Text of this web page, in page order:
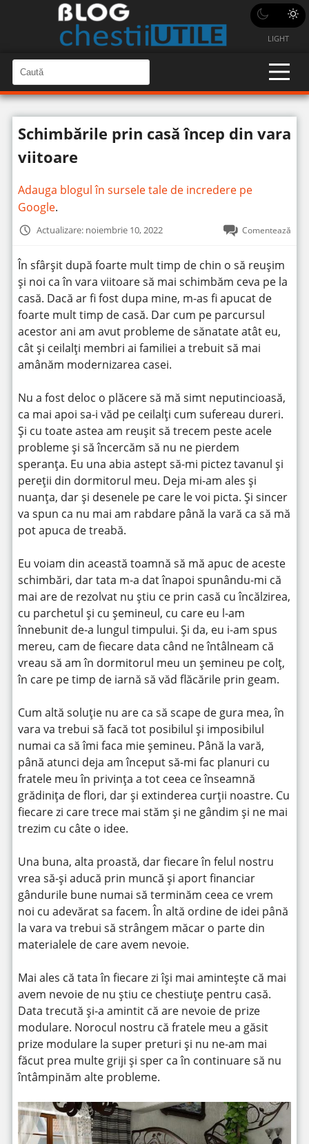
LIGHT
a
u
t
C
a
u
î
n
i
t
Schimbările prin casă încep din vara
viitoare
Adauga blogul în sursele tale de incredere pe
Google.
Actualizare: noiembrie 10, 2022 Comentează
În sfârșit după foarte mult timp de chin o să reușim
și noi ca în vara viitoare să mai schimbăm ceva pe la
casă. Dacă ar fi fost dupa mine, m-as fi apucat de
foarte mult timp de casă. Dar cum pe parcursul
acestor ani am avut probleme de sănatate atât eu,
cât și ceilalți membri ai familiei a trebuit să mai
amânăm modernizarea casei.
Nu a fost deloc o plăcere să mă simt neputincioasă,
ca mai apoi sa-i văd pe ceilalți cum sufereau dureri.
Și cu toate astea am reușit să trecem peste acele
probleme și să încercăm să nu ne pierdem
speranța. Eu una abia astept să-mi pictez tavanul și
pereții din dormitorul meu. Deja mi-am ales și
nuanța, dar și desenele pe care le voi picta. Și sincer
va spun ca nu mai am rabdare până la vară ca să mă
pot apuca de treabă.
Eu voiam din această toamnă să mă apuc de aceste
schimbări, dar tata m-a dat înapoi spunându-mi că
mai are de rezolvat nu știu ce prin casă cu încălzirea,
cu parchetul și cu șemineul, cu care eu l-am
înnebunit de-a lungul timpului. Și da, eu i-am spus
mereu, cam de fiecare data când ne întâlneam că
vreau să am în dormitorul meu un șemineu pe colț,
în care pe timp de iarnă să văd flăcările prin geam.
Cum altă soluție nu are ca să scape de gura mea, în
vara va trebui să facă tot posibilul și imposibilul
numai ca să îmi faca mie șemineu. Până la vară,
până atunci deja am început să-mi fac planuri cu
fratele meu în privința a tot ceea ce înseamnă
grădinița de flori, dar și extinderea curții noastre. Cu
fiecare zi care trece mai stăm și ne gândim și ne mai
trezim cu câte o idee.
Una buna, alta proastă, dar fiecare în felul nostru
vrea să-și aducă prin muncă și aport financiar
gândurile bune numai să terminăm ceea ce vrem
noi cu adevărat sa facem. În altă ordine de idei până
la vara va trebui să strângem măcar o parte din
materialele de care avem nevoie.
Mai ales că tata în fiecare zi își mai amintește că mai
avem nevoie de nu știu ce chestiuțe pentru casă.
Data trecută și-a amintit că are nevoie de prize
modulare. Norocul nostru că fratele meu a găsit
prize modulare la super preturi și nu ne-am mai
făcut prea multe griji și sper ca în continuare să nu
întâmpinăm alte probleme.